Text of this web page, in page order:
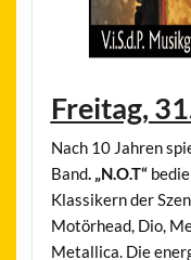
Freitag,
Nach 10 Jahren
Band. „N.O.T“
Klassikern der
Motörhead, Dio,
Metallica. Die